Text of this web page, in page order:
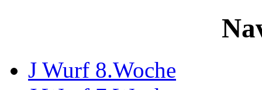
J Wurf 8.Woche